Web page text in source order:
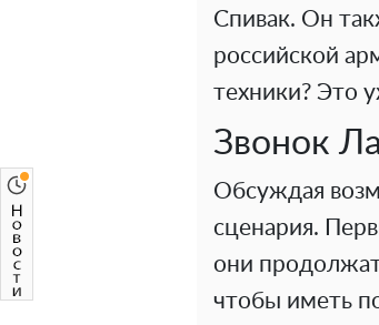
Спивак. Он
российской
техники? Это
Звонок
Обсуждая
сценария.
они
чтобы иметь